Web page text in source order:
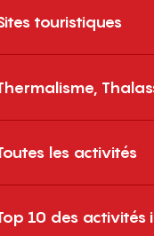
touristiques
les activités
10 des activités
destination
en